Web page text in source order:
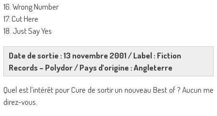
16. Wrong Number
17. Cut Here
18. Just Say Yes
Date de sortie : 13 novembre 2001 / Label : Fiction
Records – Polydor / Pays d’origine : Angleterre
Quel est l’intérêt pour Cure de sortir un nouveau Best of ? Aucun me
direz-vous.